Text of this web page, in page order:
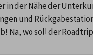
in der Nähe der
und
Na, wo soll der